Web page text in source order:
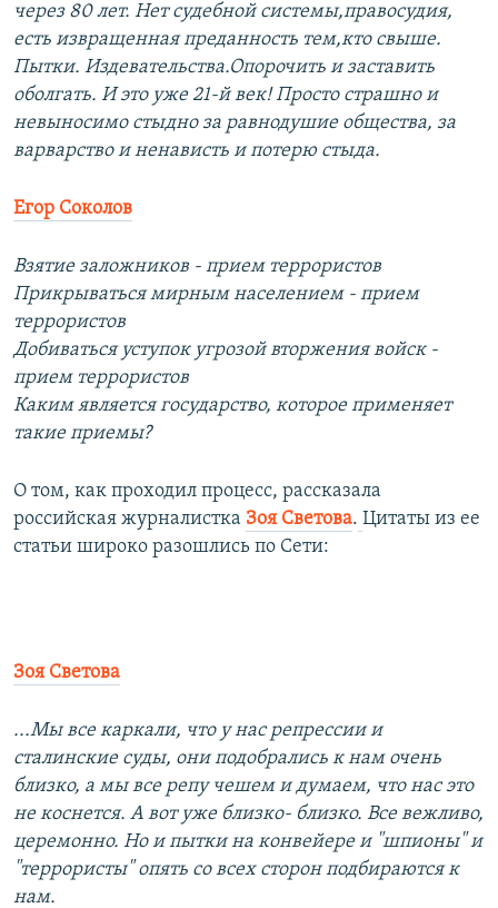
через 80 лет. Нет судебной системы,правосудия,
есть извращенная преданность тем,кто свыше.
Пытки. Издевательства.Опорочить и заставить
оболгать. И это уже 21-й век! Просто страшно и
невыносимо стыдно за равнодушие общества, за
варварство и ненависть и потерю стыда.
Егор Соколов
Взятие заложников - прием террористов
Прикрываться мирным населением - прием
террористов
Добиваться уступок угрозой вторжения войск -
прием террористов
Каким является государство, которое применяет
такие приемы?
О том, как проходил процесс, рассказала
российская журналистка Зоя Светова. Цитаты из ее
статьи широко разошлись по Сети:
Зоя Светова
...Мы все каркали, что у нас репрессии и
сталинские суды, они подобрались к нам очень
близко, а мы все репу чешем и думаем, что нас это
не коснется. А вот уже близко- близко. Все вежливо,
церемонно. Но и пытки на конвейере и "шпионы" и
"террористы" опять со всех сторон подбираются к
нам.